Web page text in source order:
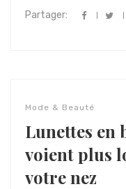
Partager:
Mode & Beauté
Lunettes en
voient plus
votre nez